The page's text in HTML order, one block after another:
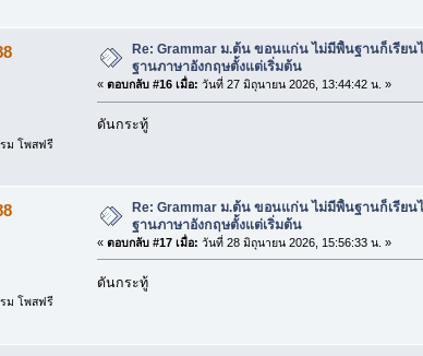
ม โพสฟรี
Re: Grammar ม.ต้น ขอนแก่น ไม่มีพื้นฐานก็เรียน
ฐานภาษาอังกฤษตั้งแต่เริ่มต้น
« ตอบกลับ #16 เมื่อ: วันที่ 27 มิถุนายน 2026, 13:44:42 น. »
ดันกระทู้
ม โพสฟรี
Re: Grammar ม.ต้น ขอนแก่น ไม่มีพื้นฐานก็เรียน
ฐานภาษาอังกฤษตั้งแต่เริ่มต้น
« ตอบกลับ #17 เมื่อ: วันที่ 28 มิถุนายน 2026, 15:56:33 น. »
ดันกระทู้